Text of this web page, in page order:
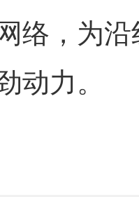
络，为
动力。